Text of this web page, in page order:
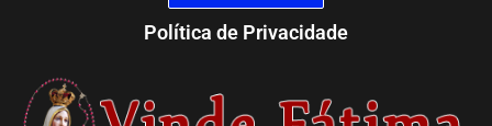
Política de Privacidade